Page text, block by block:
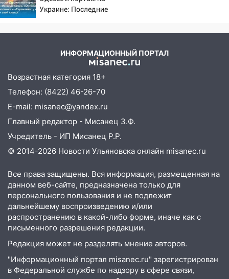
Деева в Заволжье
14:26 Жители Ульяновска сами
дождавшись коммунальщиков
14:16 Шторм продолжает ломать город:
на улице Любови Шевцовой рухнул
светофор
14:14
мошенники под видом преподавателя
14:12 Куда жаловаться ульяновцам на
упавшее дерево или затопленную улицу
13:59 В Новом городе ураганным
ветром сорвало опалубку со
строящегося дома
13:54 В мэрии Ульяновска рассказали,
как устраняют последствия мощного
шторма
13:49 Стихия продолжает крушить
Украине: Последние
ИНФОРМАЦИОННЫЙ ПОРТАЛ
Возрастная категория 18+
Телефон: (8422) 46-26-70
E-mail: misanec@yandex.ru
Главный редактор - Мисанец З.Ф.
Учредитель - ИП Мисанец Р.Р.
© 2014-2026 Новости Ульяновска онлайн misanec.ru
Все права защищены. Вся информация, размещенная на
данном веб-сайте, предназначена только для
персонального пользования и не подлежит
дальнейшему воспроизведению и/или
распространению в какой-либо форме, иначе как с
письменного разрешения редакции.
Редакция может не разделять мнение авторов.
"Информационный портал misanec.ru" зарегистрирован
в Федеральной службе по надзору в сфере связи,